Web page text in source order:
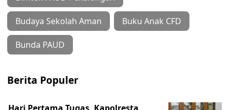
Budaya Sekolah Aman Buku Anak CFD
Bunda PAUD
Berita Populer